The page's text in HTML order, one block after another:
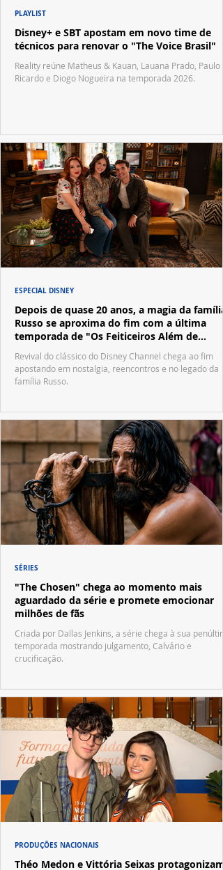
Disney+ e SBT apostam em novo time de
técnicos para renovar o "The Voice Brasil"
Reality reúne Matheus & Kauan, Lauana Prado, Paulo
Ricardo e Diogo Nogueira na temporada 2026.
PLAYLIST
Depois de quase 20 anos, a magia da família
Russo se aproxima do fim com a última
temporada de "Os Feiticeiros Além de
Waverly Place"
Revival do clássico do Disney Channel chega ao fim
apostando em nostalgia, reencontros e no legado da
família Russo.
ESPECIAL DISNEY
"The Chosen" chega ao momento mais
aguardado da série e promete emocionar
milhões de fãs
Criada por Dallas Jenkins, a série chega à sua
temporada mostrando julgamento, Calvário e
crucificação.
SÉRIES
Théo Medon e Vittória Seixas protagonizam
PRODUÇÕES NACIONAIS